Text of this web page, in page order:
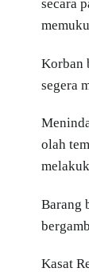
secara
Korban
segera
olah
Barang
Kasat